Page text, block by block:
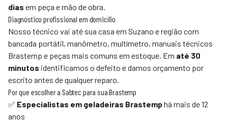
dias em peça e mão de obra.
Diagnóstico profissional em domicílio
Nosso técnico vai até sua casa em Suzano e região com
bancada portátil, manômetro, multímetro, manuais técnicos
Brastemp e peças mais comuns em estoque. Em até 30
minutos identificamos o defeito e damos orçamento por
escrito antes de qualquer reparo.
Por que escolher a Sabtec para sua Brastemp
✅ Especialistas em geladeiras Brastemphá mais de 12
anos